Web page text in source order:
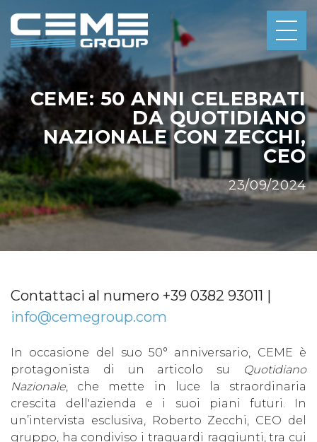
CEME: 50 ANNI CELEBRATI
DA QUOTIDIANO
NAZIONALE CON ZECCHI,
CEO
23/09/2024
Contattaci al numero +39 0382 93011 |
info@cemegroup.com
In occasione del suo 50° anniversario, CEME è
protagonista di un articolo su
Quotidiano
Nazionale, che mette in luce la straordinaria
crescita dell'azienda e i suoi piani futuri. In
un’intervista esclusiva, Roberto Zecchi, CEO del
gruppo, ha condiviso i traguardi raggiunti, tra cui